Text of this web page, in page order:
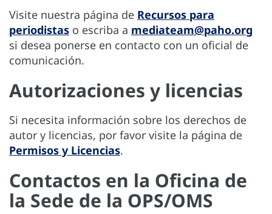
Visite nuestra página de Recursos para
periodistas o escriba a mediateam@paho.org
si desea ponerse en contacto con un oficial de
comunicación.
Autorizaciones y licencias
Si necesita información sobre los derechos de
autor y licencias, por favor visite la página de
Permisos y Licencias.
Contactos en la Oficina de
la Sede de la OPS/OMS